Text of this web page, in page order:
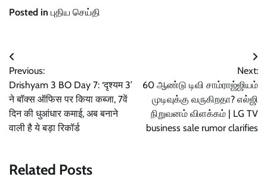
Posted in புதிய செய்தி
Post
navigation
Previous:
Drishyam 3 BO Day 7: ‘दृश्यम 3’
ने बॉक्स ऑफिस पर किया कब्जा, 7वें
दिन की धुआंधार कमाई, अब बनाने
वाली है ये बड़ा रिकॉर्ड
Next:
60 ஆண்டு டிவி சாம்ராஜ்ஜியம்
முடிவுக்கு வருகிறதா? எல்ஜி
நிறுவனம் விளக்கம் | LG TV
business sale rumor clarifies
Related Posts